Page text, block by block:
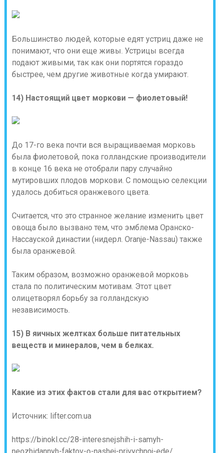
Большинство людей, которые едят устриц даже не
понимают, что они еще живы. Устрицы всегда
подают живыми, так как они портятся гораздо
быстрее, чем другие животные когда умирают.
14) Настоящий цвет моркови — фиолетовый!
До 17-го века почти вся выращиваемая морковь
была фиолетовой, пока голландские производители
в конце 16 века не отобрали пару случайно
мутировших плодов моркови. С помощью селекции
удалось добиться оранжевого цвета.
Считается, что это странное желание изменить цвет
овоща было вызвано тем, что эмблема Оранско-
Нассауской династии (нидерл. Oranje-Nassau) также
была оранжевой.
Таким образом, возможно оранжевой морковь
стала по политическим мотивам. Этот цвет
олицетворял борьбу за голландскую
независимость.
15) В яичных желтках больше питательных
веществ и минералов, чем в белках.
Какие из этих фактов стали для вас открытием?
Источник: lifter.com.ua
https://binokl.cc/28-interesnejshih-i-samyh-